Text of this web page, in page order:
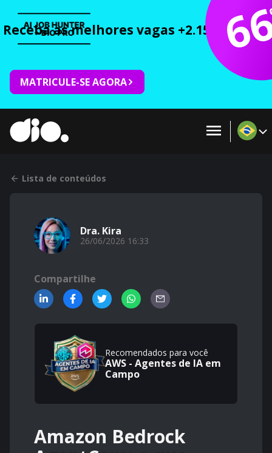
Receba as melhores vagas +2.150 cursos
MATRICULE-SE AGORA
Lista de conteúdos
Dra. Kira
26/06/2026 16:33
Compartilhe
Recomendados para você
AWS - Agentes de IA em
Campo
Amazon Bedrock